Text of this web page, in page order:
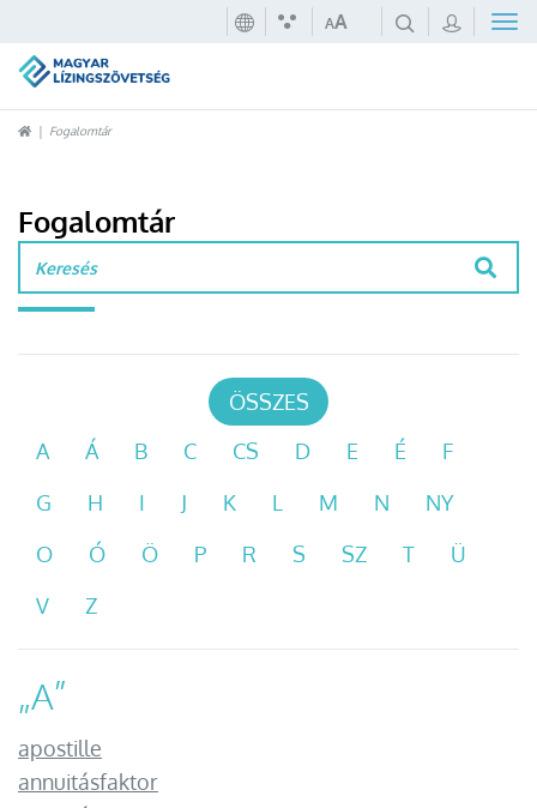
AA
Fogalomtár
Fogalomtár
ÖSSZES
A
Á B C CS D E É
F
G
H I J K L M N
NY
O
Ó Ö P R S SZ T
Ü
V
Z
„A”
apostille
annuitásfaktor